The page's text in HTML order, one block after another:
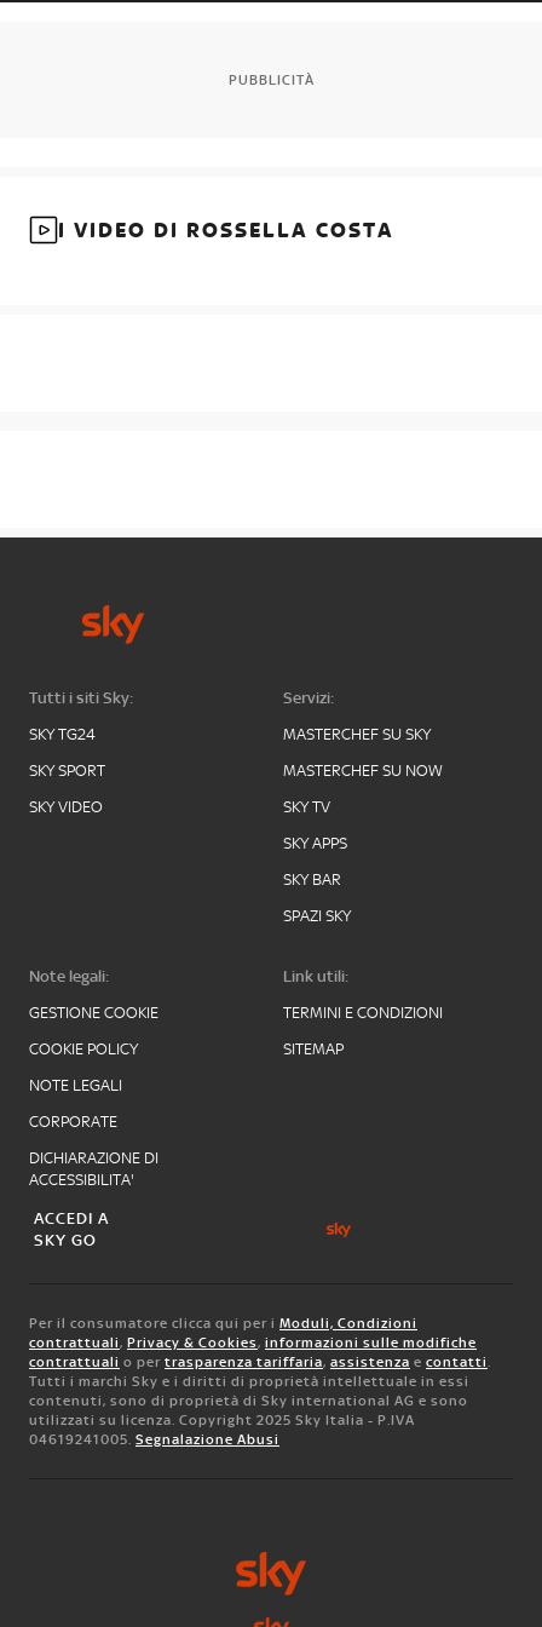
PUBBLICITÀ
I VIDEO DI ROSSELLA COSTA
Tutti i siti Sky:
SKY TG24
SKY SPORT
SKY VIDEO
Servizi:
MASTERCHEF SU SKY
MASTERCHEF SU NOW
SKY TV
SKY APPS
SKY BAR
SPAZI SKY
Note legali:
GESTIONE COOKIE
COOKIE POLICY
NOTE LEGALI
CORPORATE
DICHIARAZIONE DI
ACCESSIBILITA'
Link utili:
TERMINI E CONDIZIONI
SITEMAP
ACCEDI A
SKY GO
Per il consumatore clicca qui per i Moduli, Condizioni
contrattuali, Privacy & Cookies, informazioni sulle modifiche
contrattuali o per trasparenza tariffaria, assistenza e contatti.
Tutti i marchi Sky e i diritti di proprietà intellettuale in essi
contenuti, sono di proprietà di Sky international AG e sono
utilizzati su licenza. Copyright 2025 Sky Italia - P.IVA
04619241005. Segnalazione Abusi